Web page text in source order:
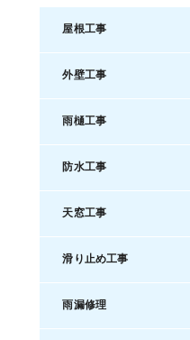
屋根工事
外壁工事
雨樋工事
防水工事
天窓工事
滑り止め工事
雨漏修理